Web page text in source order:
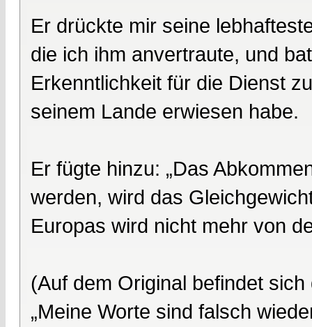
Er drückte mir seine
die ich ihm anvertraute, und
Erkenntlichkeit für die Dienst
seinem Lande erwiesen habe.
Er fügte hinzu: „Das
werden, wird das
Europas wird nicht mehr von
(Auf dem Original befindet
„Meine Worte sind falsch